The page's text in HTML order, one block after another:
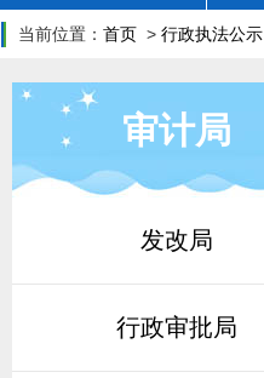
当前位置： 首页 > 行政执法公示
审计局
发改局
行政审批局